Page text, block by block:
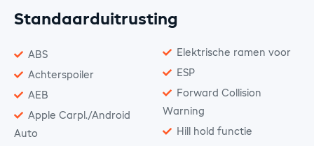
Standaarduitrusting
ABS
Achterspoiler
AEB
Apple Carpl./Android
Auto
Elektrische ramen voor
ESP
Forward Collision
Warning
Hill hold functie